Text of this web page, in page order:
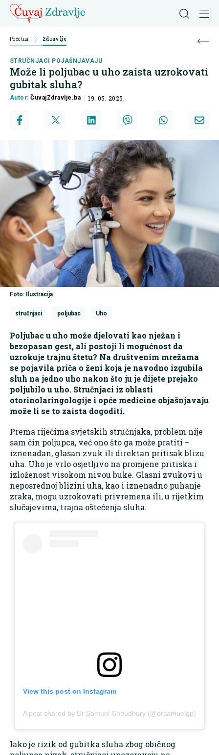
Početna Zdravlje
STRUČNJACI POJAŠNJAVAJU
Može li poljubac u uho zaista uzrokovati
gubitak sluha?
Autor:ČuvajZdravlje.ba 19. 05. 2025.
Foto: Ilustracija
stručnjaci poljubac Uho
Poljubac u uho može djelovati kao nježan i
bezopasan gest, ali postoji li mogućnost da
uzrokuje trajnu štetu? Na društvenim mrežama
se pojavila priča o ženi koja je navodno izgubila
sluh na jedno uho nakon što ju je dijete prejako
poljubilo u uho. Stručnjaci iz oblasti
otorinolaringologije i opće medicine objašnjavaju
može li se to zaista dogoditi.
Prema riječima svjetskih stručnjaka, problem nije
sam čin poljupca, već ono što ga može pratiti –
iznenadan, glasan zvuk ili direktan pritisak blizu
uha. Uho je vrlo osjetljivo na promjene pritiska i
izloženost visokom nivou buke. Glasni zvukovi u
neposrednoj blizini uha, kao i iznenadno puhanje
zraka, mogu uzrokovati privremena ili, u rijetkim
slučajevima, trajna oštećenja sluha.
View this post on Instagram
A post shared by Dr Samuel Choudhury (@drsamuelgp)
Iako je rizik od gubitka sluha zbog običnog